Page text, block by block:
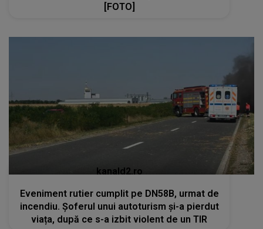
[FOTO]
kanald2.ro
Eveniment rutier cumplit pe DN58B, urmat de
incendiu. Șoferul unui autoturism și-a pierdut
viața, după ce s-a izbit violent de un TIR